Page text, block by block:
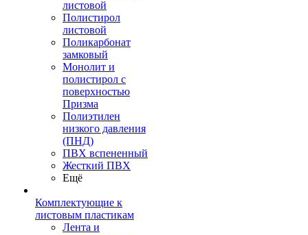
листовой
Полистирол
листовой
Поликарбонат
замковый
Монолит и
полистирол с
поверхностью
Призма
Полиэтилен
низкого давления
(ПНД)
ПВХ вспененный
Жесткий ПВХ
Ещё
Комплектующие к
листовым пластикам
Лента и